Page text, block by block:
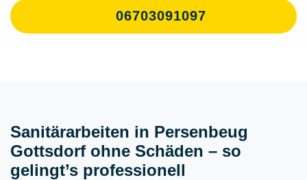
06703091097
Sanitärarbeiten in Persenbeug
Gottsdorf ohne Schäden – so
gelingt’s professionell